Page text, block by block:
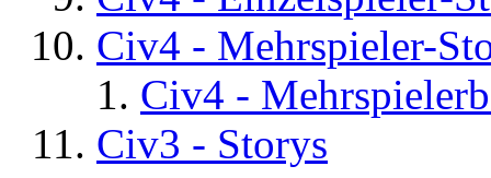
Civ4 - Mehrspieler-
Civ4 -
Civ3 - Storys